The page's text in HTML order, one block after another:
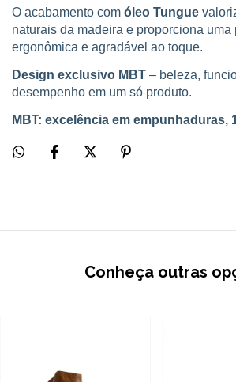
O acabamento com óleo Tungue
naturais da madeira e proporciona uma
ergonômica e agradável ao toque.
Design exclusivo MBT – beleza,
desempenho em um só produto.
MBT: excelência em empunhaduras,
Conheça outras